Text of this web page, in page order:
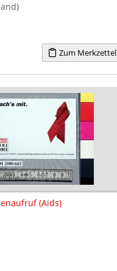
Zum
(Aids)